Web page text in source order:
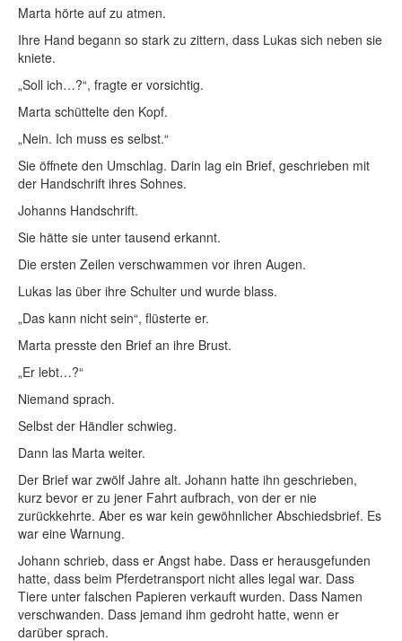
Marta hörte auf zu atmen.
Ihre Hand begann so stark zu zittern, dass Lukas sich neben sie
kniete.
„Soll ich…?“, fragte er vorsichtig.
Marta schüttelte den Kopf.
„Nein. Ich muss es selbst.“
Sie öffnete den Umschlag. Darin lag ein Brief, geschrieben mit
der Handschrift ihres Sohnes.
Johanns Handschrift.
Sie hätte sie unter tausend erkannt.
Die ersten Zeilen verschwammen vor ihren Augen.
Lukas las über ihre Schulter und wurde blass.
„Das kann nicht sein“, flüsterte er.
Marta presste den Brief an ihre Brust.
„Er lebt…?“
Niemand sprach.
Selbst der Händler schwieg.
Dann las Marta weiter.
Der Brief war zwölf Jahre alt. Johann hatte ihn geschrieben,
kurz bevor er zu jener Fahrt aufbrach, von der er nie
zurückkehrte. Aber es war kein gewöhnlicher Abschiedsbrief. Es
war eine Warnung.
Johann schrieb, dass er Angst habe. Dass er herausgefunden
hatte, dass beim Pferdetransport nicht alles legal war. Dass
Tiere unter falschen Papieren verkauft wurden. Dass Namen
verschwanden. Dass jemand ihm gedroht hatte, wenn er
darüber sprach.